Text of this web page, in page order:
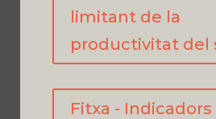
limitant de la
productivitat del
Fitxa - Indicadors